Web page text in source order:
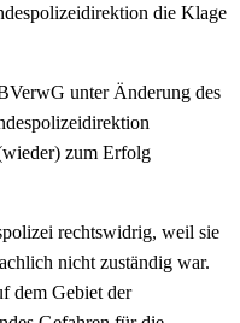
die Klage
unter Änderung des
zum Erfolg
rechtswidrig, weil sie
nicht zuständig war.
dem Gebiet der